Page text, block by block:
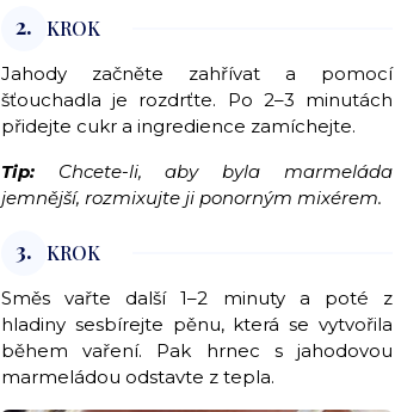
2. KROK
Jahody začněte zahřívat a pomocí
šťouchadla je rozdrťte. Po 2–3 minutách
přidejte cukr a ingredience zamíchejte.
Tip: Chcete-li, aby byla marmeláda
jemnější, rozmixujte ji ponorným mixérem.
3. KROK
Směs vařte další 1–2 minuty a poté z
hladiny sesbírejte pěnu, která se vytvořila
během vaření. Pak hrnec s jahodovou
marmeládou odstavte z tepla.